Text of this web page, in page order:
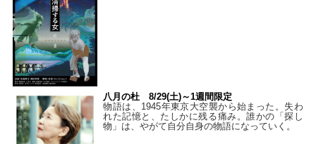
八月の杜 8/29(土)～1週間限定
物語は、1945年東京大空襲から始まった。失わ
れた記憶と、たしかに残る痛み。誰かの「探し
物」は、やがて自分自身の物語になっていく。